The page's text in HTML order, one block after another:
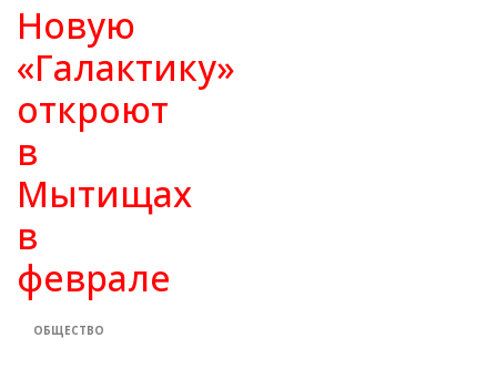
Новую
«Галактику»
откроют
в
Мытищах
в
феврале
ОБЩЕСТВО